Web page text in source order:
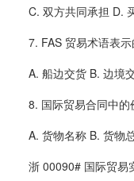
C. 双方共同承担 D.
7. FAS 贸易术语表示
A. 船边交货 B. 边境交
8. 国际贸易合同中的
A. 货物名称 B. 货物总
浙 00090# 国际贸易